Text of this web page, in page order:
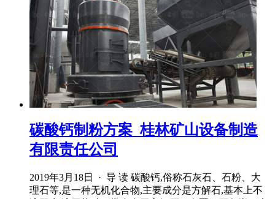
碳酸钙制粉方案_桂林矿山设备制造
有限责任公司
2019年3月18日 · 导 读 碳酸钙,俗称石灰石、石粉、大
理石等,是一种无机化合物,主要成分是方解石,基本上不